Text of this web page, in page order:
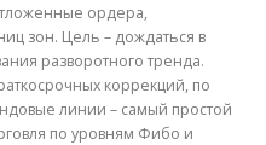
TECHNIQUE
ордера,
зон. Цель – дождаться в
разворотного тренда.
коррекций, по
линии – самый простой
по уровням Фибо и